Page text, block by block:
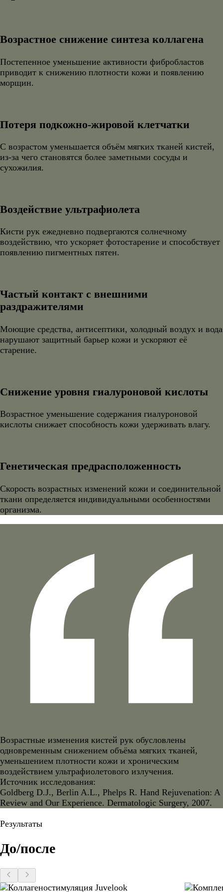
Возрастное снижение синтеза коллагена
Постепенное уменьшение активности фибробластов
приводит к снижению плотности кожи и появлению
морщин.
Потеря подкожно-жировой клетчатки
С возрастом уменьшается объём мягких тканей кистей,
из-за чего становятся более заметными сосуды и
сухожилия.
Воздействие ультрафиолета
Кисти рук ежедневно подвергаются солнечному
воздействию, что ускоряет фотостарение и способствует
появлению пигментных пятен.
Частый контакт с внешними
раздражителями
Моющие средства, антисептики, холодный воздух и вода
нарушают защитный барьер кожи и ускоряют её
старение.
Снижение уровня гиалуроновой кислоты
Возрастное уменьшение содержания гиалуроновой
кислоты снижает способность кожи удерживать влагу.
Генетическая предрасположенность
Скорость возрастных изменений кожи и соединительной
ткани определяется индивидуальными особенностями
организма.
Возрастные изменения кистей рук обусловлены
одновременным снижением объёма мягких тканей,
уменьшением плотности кожи и хроническим
воздействием ультрафиолетового излучения.
Источник исследования:
Goldberg D.J., Berlin A.L., Phelps R. Hand Rejuvenation: A
Review and Our Experience. Dermatologic Surgery, 2007.
Результаты
До/после